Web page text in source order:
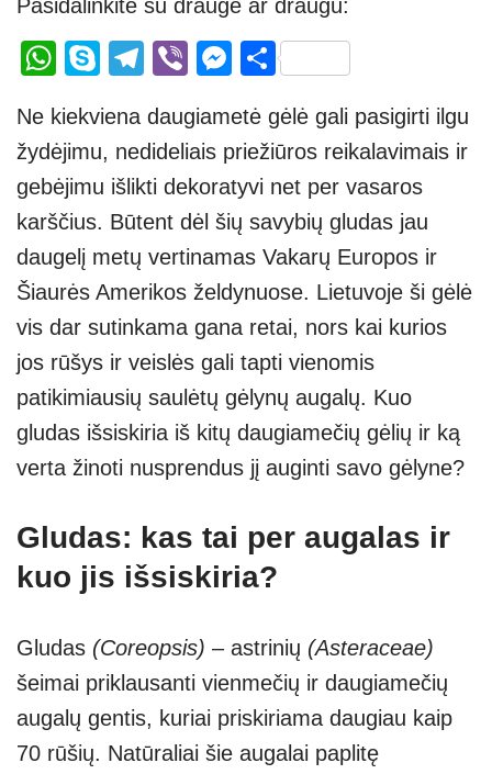
Pasidalinkite su drauge ar draugu:
W
at
s
A
p
p
S
p
e
T
e
gr
a
m
Vi
er
M
ss
e
n
g
er
S
ar
e
Ne kiekviena daugiametė gėlė gali pasigirti ilgu
žydėjimu, nedideliais priežiūros reikalavimais ir
gebėjimu išlikti dekoratyvi net per vasaros
karščius. Būtent dėl šių savybių gludas jau
daugelį metų vertinamas Vakarų Europos ir
Šiaurės Amerikos želdynuose. Lietuvoje ši gėlė
vis dar sutinkama gana retai, nors kai kurios
jos rūšys ir veislės gali tapti vienomis
patikimiausių saulėtų gėlynų augalų. Kuo
gludas išsiskiria iš kitų daugiamečių gėlių ir ką
verta žinoti nusprendus jį auginti savo gėlyne?
Gludas: kas tai per augalas ir
kuo jis išsiskiria?
Gludas (Coreopsis) – astrinių (Asteraceae)
šeimai priklausanti vienmečių ir daugiamečių
augalų gentis, kuriai priskiriama daugiau kaip
70 rūšių. Natūraliai šie augalai paplitę